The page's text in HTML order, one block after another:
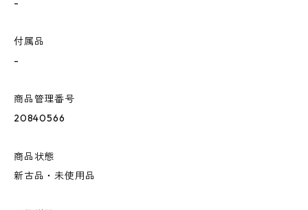
-
付属品
-
商品管理番号
20840566
商品状態
新古品・未使用品